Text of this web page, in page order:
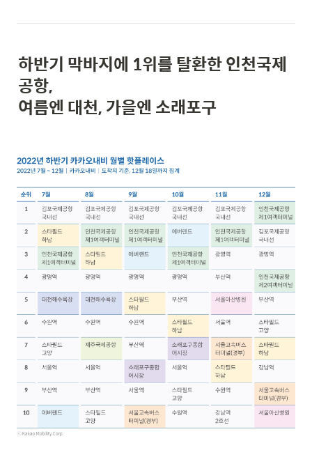
하반기 막바지에 1위를 탈환한 인천국제
공항,
여름엔 대천, 가을엔 소래포구